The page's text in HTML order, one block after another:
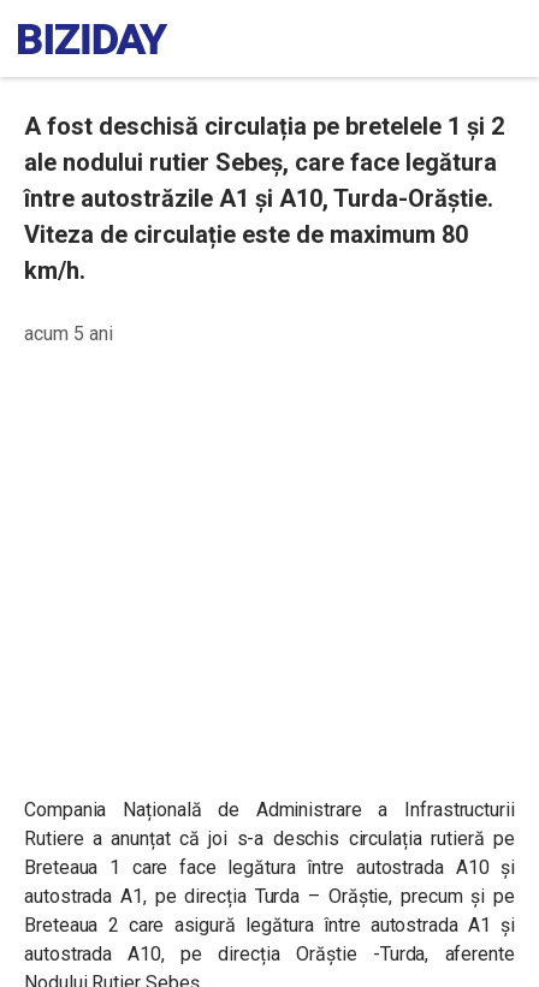
A fost deschisă circulația pe bretelele 1 şi 2
ale nodului rutier Sebeș, care face legătura
între autostrăzile A1 şi A10, Turda-Orăștie.
Viteza de circulație este de maximum 80
km/h.
acum 5 ani
Compania Națională de Administrare a Infrastructurii
Rutiere a anunțat că joi s-a deschis circulația rutieră pe
Breteaua 1 care face legătura între autostrada A10 și
autostrada A1, pe direcția Turda – Orăștie, precum și pe
Breteaua 2 care asigură legătura între autostrada A1 și
autostrada A10, pe direcția Orăștie -Turda, aferente